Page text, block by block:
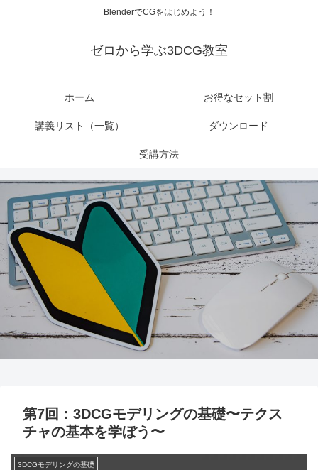
BlenderでCGをはじめよう！
ゼロから学ぶ3DCG教室
ホーム お得なセット割
講義リスト（一覧） ダウンロード
受講方法
第7回：3DCGモデリングの基礎〜テクス
チャの基本を学ぼう〜
3DCGモデリングの基礎